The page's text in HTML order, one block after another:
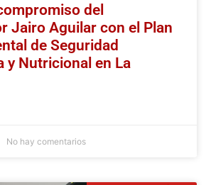
del
Jairo Aguilar con el Plan
de Seguridad
y Nutricional en La
No hay comentarios